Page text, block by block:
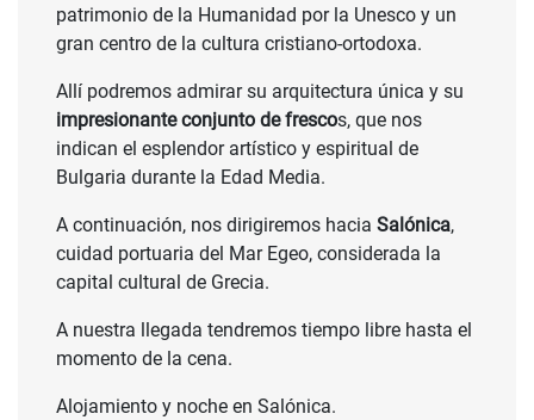
patrimonio de la Humanidad por la Unesco y un
gran centro de la cultura cristiano-ortodoxa.
Allí podremos admirar su arquitectura única y su
impresionante conjunto de frescos, que nos
indican el esplendor artístico y espiritual de
Bulgaria durante la Edad Media.
A continuación, nos dirigiremos hacia Salónica,
cuidad portuaria del Mar Egeo, considerada la
capital cultural de Grecia.
A nuestra llegada tendremos tiempo libre hasta el
momento de la cena.
Alojamiento y noche en Salónica.